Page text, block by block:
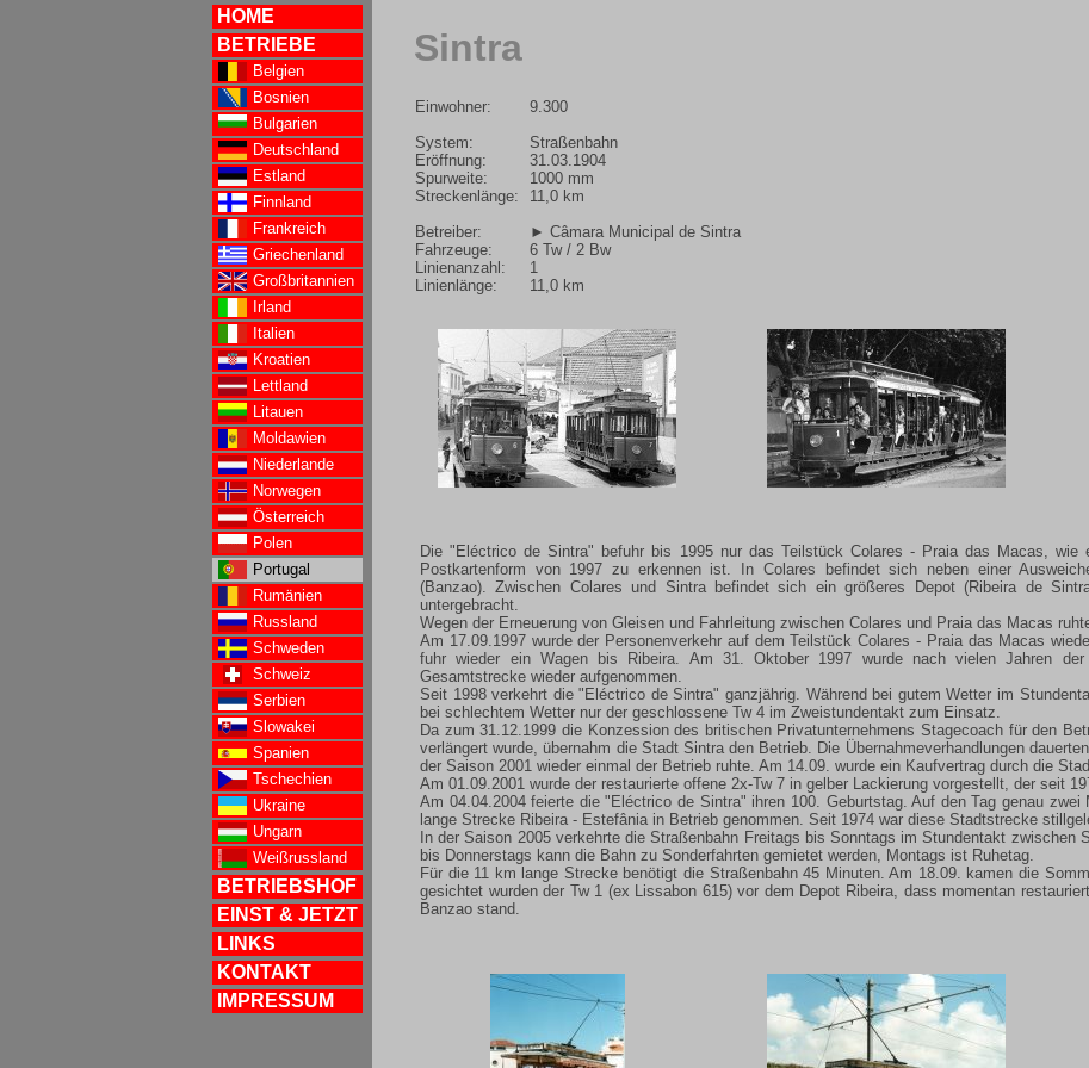
HOME
BETRIEBE
Belgien
Bosnien
Bulgarien
Deutschland
Estland
Finnland
Frankreich
Griechenland
Großbritannien
Irland
Italien
Kroatien
Lettland
Litauen
Moldawien
Niederlande
Norwegen
Österreich
Polen
Portugal
Rumänien
Russland
Schweden
Schweiz
Serbien
Slowakei
Spanien
Tschechien
Ukraine
Ungarn
Weißrussland
BETRIEBSHOF
EINST & JETZT
LINKS
KONTAKT
IMPRESSUM
Sintra
Einwohner:
System:
Eröffnung:
Spurweite:
Streckenlänge:
Betreiber:
Fahrzeuge:
Linienanzahl:
Linienlänge:
9.300
Straßenbahn
31.03.1904
1000 mm
11,0 km
► Câmara Municipal de Sintra
6 Tw / 2 Bw
1
11,0 km
Die "Eléctrico de Sintra" befuhr bis 1995 nur das Teilstück Colares - Praia das Macas,
Postkartenform von 1997 zu erkennen ist. In Colares befindet sich neben einer
(Banzao). Zwischen Colares und Sintra befindet sich ein größeres Depot (Ribeira de
untergebracht.
Wegen der Erneuerung von Gleisen und Fahrleitung zwischen Colares und Praia das Macas
Am 17.09.1997 wurde der Personenverkehr auf dem Teilstück Colares - Praia das Macas
fuhr wieder ein Wagen bis Ribeira. Am 31. Oktober 1997 wurde nach vielen Jahren
Gesamtstrecke wieder aufgenommen.
Seit 1998 verkehrt die "Eléctrico de Sintra" ganzjährig. Während bei gutem Wetter im
bei schlechtem Wetter nur der geschlossene Tw 4 im Zweistundentakt zum Einsatz.
Da zum 31.12.1999 die Konzession des britischen Privatunternehmens Stagecoach für den
verlängert wurde, übernahm die Stadt Sintra den Betrieb. Die Übernahmeverhandlungen
der Saison 2001 wieder einmal der Betrieb ruhte. Am 14.09. wurde ein Kaufvertrag durch die
Am 01.09.2001 wurde der restaurierte offene 2x-Tw 7 in gelber Lackierung vorgestellt, der seit
Am 04.04.2004 feierte die "Eléctrico de Sintra" ihren 100. Geburtstag. Auf den Tag genau
lange Strecke Ribeira - Estefânia in Betrieb genommen. Seit 1974 war diese Stadtstrecke
In der Saison 2005 verkehrte die Straßenbahn Freitags bis Sonntags im Stundentakt zwischen
bis Donnerstags kann die Bahn zu Sonderfahrten gemietet werden, Montags ist Ruhetag.
Für die 11 km lange Strecke benötigt die Straßenbahn 45 Minuten. Am 18.09. kamen die
gesichtet wurden der Tw 1 (ex Lissabon 615) vor dem Depot Ribeira, dass momentan
Banzao stand.